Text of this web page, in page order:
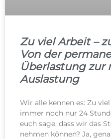
Zu viel Arbeit –
Von der
Überlastung zur
Auslastung
Wir alle kennen es: Zu
immer noch nur 24
euch sage, dass wir das
nehmen können? Ja,